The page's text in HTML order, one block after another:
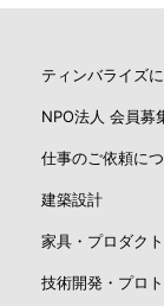
ティンバライズ
NPO法人 会員募
仕事のご依頼に
建築設計
家具・プロダク
技術開発・プロ